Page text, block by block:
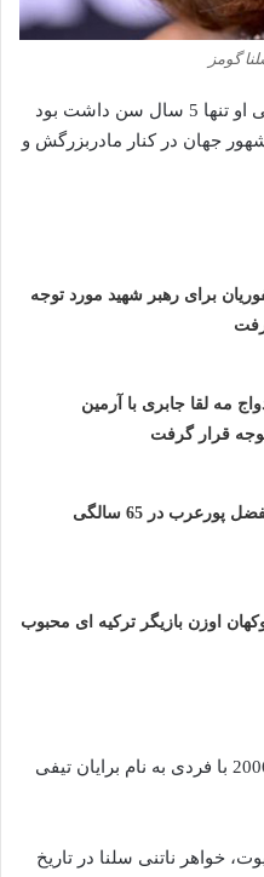
گومز
متاسفانه پدر و مادر سلنا گومز وقتی او تنها 5 سال سن داشت بود
جهان در کنار مادربزرگش و
برای رهبر شهید مورد توجه
مه لقا جابری با آرمین
قرار گرفت
پورعرب در 65 سالگی
اوزن بازیگر ترکیه ای محبوب
مادر سلنا برای دومین بار در سال 2006 با فردی به نام برایان تیفی
خواهر ناتنی سلنا در تاریخ